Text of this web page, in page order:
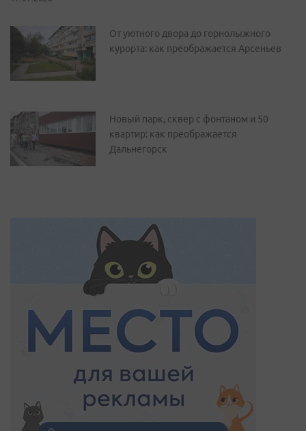
От уютного двора до горнолыжного
курорта: как преображается Арсеньев
Новый парк, сквер с фонтаном и 50
квартир: как преображается
Дальнегорск